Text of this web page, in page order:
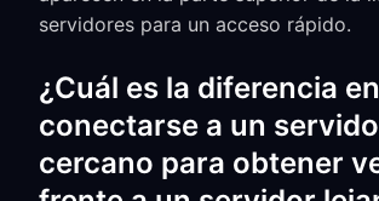
servidores para un acceso rápido.
¿Cuál es la diferencia
conectarse a un
cercano para obtener